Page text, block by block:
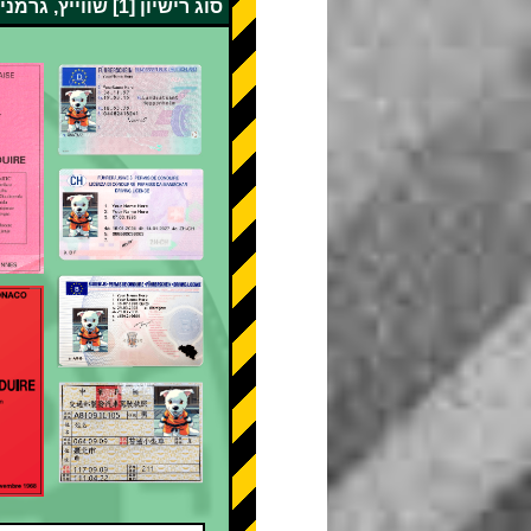
סוג רישיון [1] שווייץ, גרמניה, צרפת, בלגיה, מונקו, טייוואן